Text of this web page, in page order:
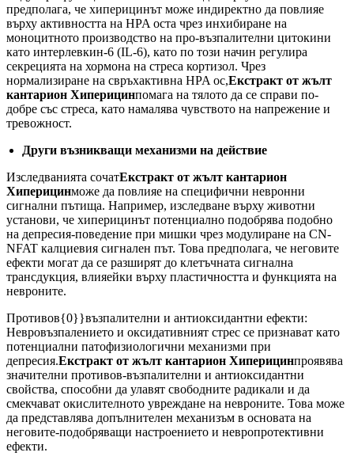
предполага, че хиперицинът може индиректно да повлияе
върху активността на HPA оста чрез инхибиране на
моноцитното производство на про-възпалителни цитокини
като интерлевкин-6 (IL-6), като по този начин регулира
секрецията на хормона на стреса кортизол. Чрез
нормализиране на свръхактивна HPA ос,Екстракт от жълт
кантарион Хиперицинпомага на тялото да се справи по-
добре със стреса, като намалява чувството на напрежение и
тревожност.
Други възникващи механизми на действие
Изследванията сочатЕкстракт от жълт кантарион
Хиперицинможе да повлияе на специфични невронни
сигнални пътища. Например, изследване върху животни
установи, че хиперицинът потенциално подобрява подобно
на депресия-поведение при мишки чрез модулиране на CN-
NFAT калциевия сигнален път. Това предполага, че неговите
ефекти могат да се разширят до клетъчната сигнална
трансдукция, влияейки върху пластичността и функцията на
невроните.
Противов{0}}възпалителни и антиоксидантни ефекти:
Невровъзпалението и оксидативният стрес се признават като
потенциални патофизиологични механизми при
депресия.Екстракт от жълт кантарион Хиперицинпроявява
значителни противов-възпалителни и антиоксидантни
свойства, способни да улавят свободните радикали и да
смекчават окислителното увреждане на невроните. Това може
да представлява допълнителен механизъм в основата на
неговите-подобряващи настроението и невропротективни
ефекти.